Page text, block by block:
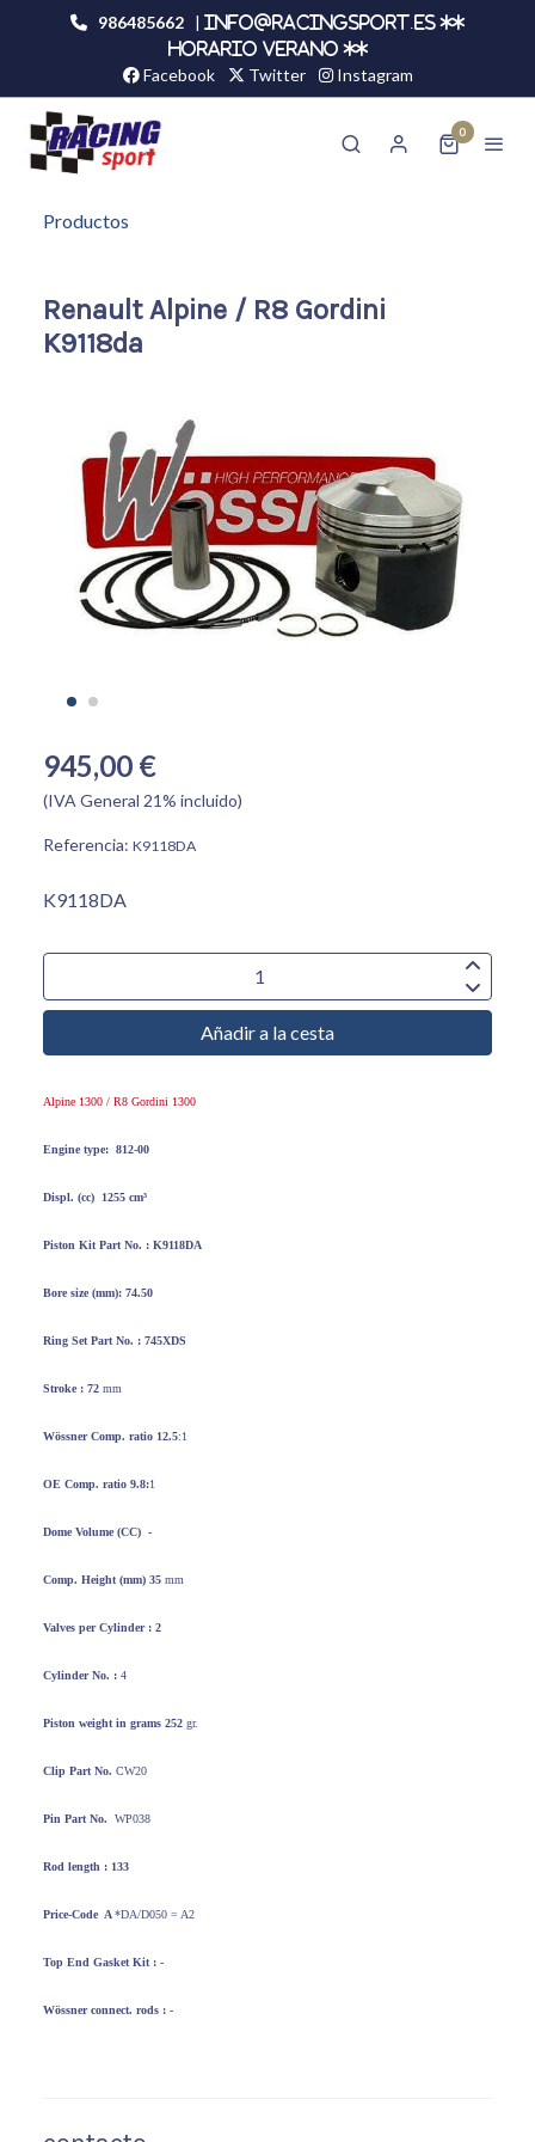
986485662 |
info@racingsport.es **
HORARIO VERANO **
Facebook Twitter Instagram
0
Productos
Renault Alpine / R8 Gordini
K9118da
945,00 €
(IVA General 21% incluido)
Referencia: K9118DA
K9118DA
Añadir a la cesta
Alpine 1300 / R8 Gordini 1300
Engine type: 812-00
Displ. (cc) 1255 cm³
Piston KitPart No. : K9118DA
Bore size (mm): 74.50
Ring SetPart No. : 745XDS
Stroke : 72 mm
WössnerComp. ratio 12.5:1
OE Comp. ratio 9.8:1
Dome Volume (CC) -
Comp. Height(mm) 35 mm
Valves perCylinder : 2
Cylinder No. : 4
Piston weightin grams 252 gr.
Clip Part No. CW20
Pin Part No. WP038
Rod length : 133
Price-Code A*DA/D050 = A2
Top End Gasket Kit : -
Wössnerconnect. rods : -